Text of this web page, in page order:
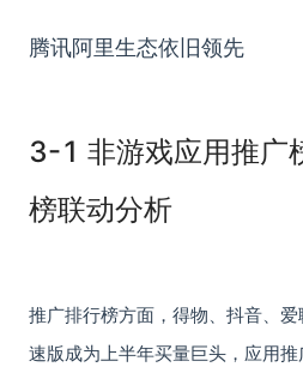
腾讯阿里生态依旧领先
3-1 非游戏应用推广
榜联动分析
推广排行榜方面 ， 得物、抖音、
速版成为上半年买量巨头 ，应用